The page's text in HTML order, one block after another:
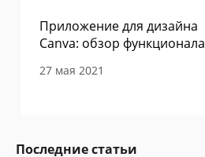
Приложение для дизайна
Canva: обзор функционала
27 мая 2021
Последние статьи